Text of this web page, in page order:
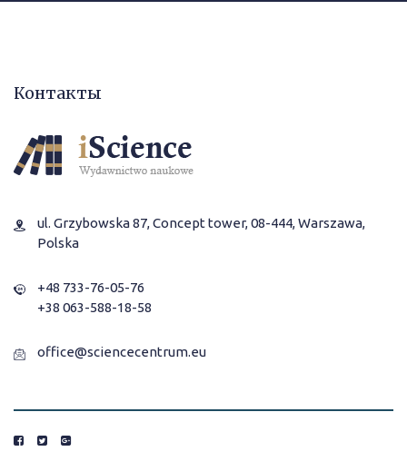
Контакты
ul. Grzybowska 87, Concept tower, 08-444, Warszawa,
Polska
+48 733-76-05-76
+38 063-588-18-58
office@sciencecentrum.eu